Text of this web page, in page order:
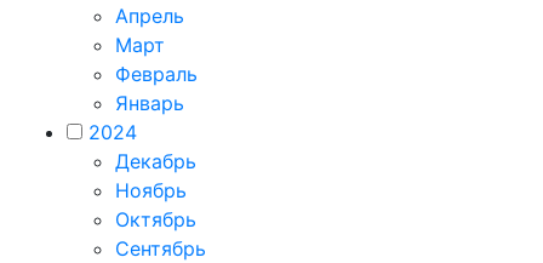
Апрель
Март
Февраль
Январь
2024
Декабрь
Ноябрь
Октябрь
Сентябрь